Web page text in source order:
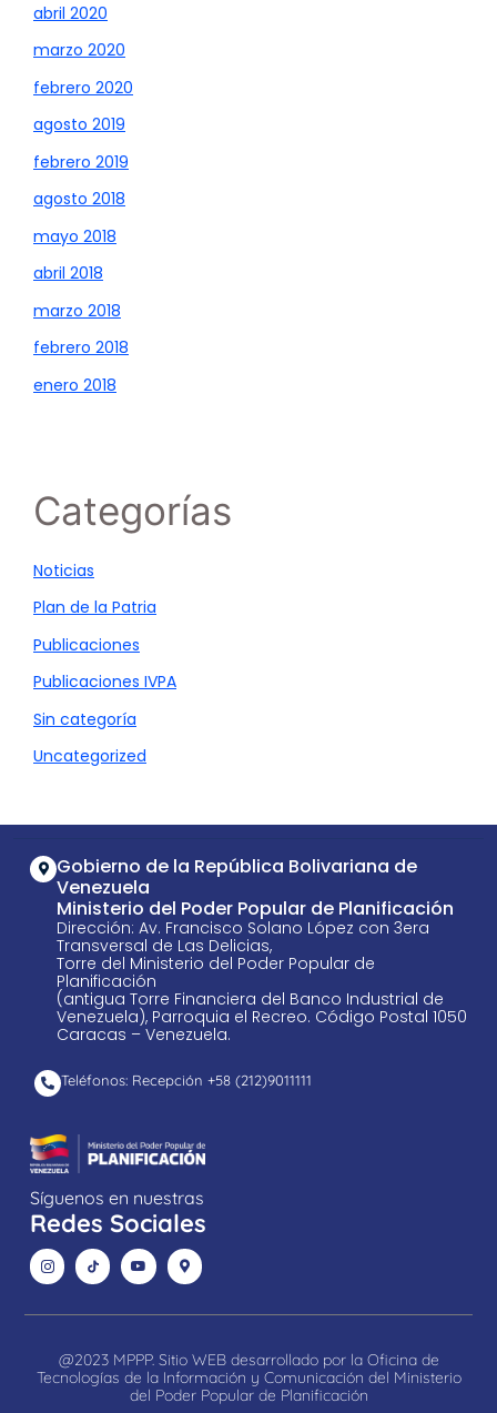
abril 2020
marzo 2020
febrero 2020
agosto 2019
febrero 2019
agosto 2018
mayo 2018
abril 2018
marzo 2018
febrero 2018
enero 2018
Categorías
Noticias
Plan de la Patria
Publicaciones
Publicaciones IVPA
Sin categoría
Uncategorized
Gobierno de la República Bolivariana de
Venezuela
Ministerio del Poder Popular de Planificación
Dirección: Av. Francisco Solano López con 3era
Transversal de Las Delicias,
Torre del Ministerio del Poder Popular de
Planificación
(antigua Torre Financiera del Banco Industrial de
Venezuela), Parroquia el Recreo. Código Postal 1050
Caracas – Venezuela.
Teléfonos: Recepción +58 ​(212)9011111
Síguenos en nuestras
Redes Sociales
@2023 MPPP. Sitio WEB desarrollado por la Oficina de
Tecnologías de la Información y Comunicación del Ministerio
del Poder Popular de Planificación